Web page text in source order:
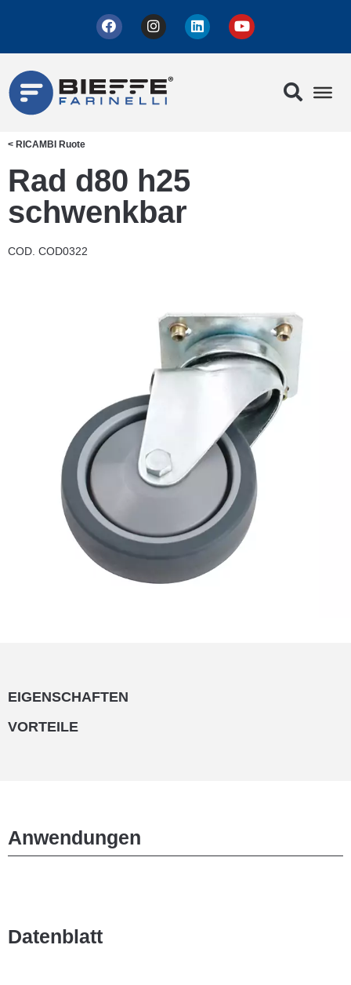
< RICAMBI Ruote
Rad d80 h25
schwenkbar
COD. COD0322
EIGENSCHAFTEN
VORTEILE
Anwendungen
Datenblatt